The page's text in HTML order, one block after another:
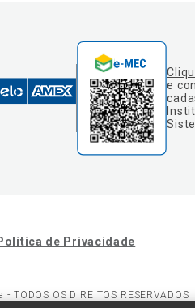
e
de Privacidade
- TODOS OS DIREITOS RESERVADOS